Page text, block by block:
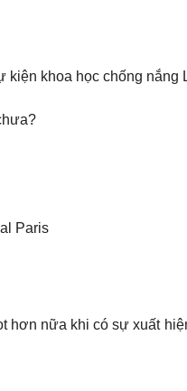
khoa học chống nắng
Paris
hơn nữa khi có sự xuất